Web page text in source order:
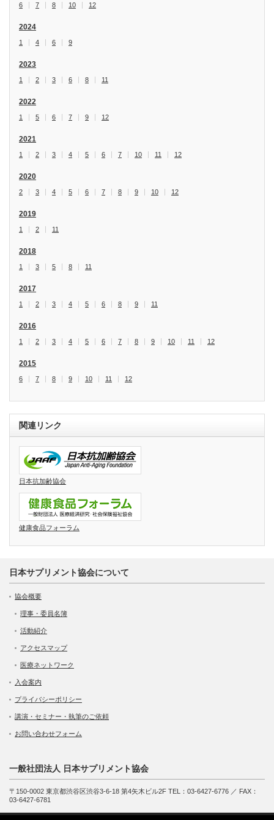
6 7 8 10 12
2024
1 4 6 9
2023
1 2 3 6 8 11
2022
1 5 6 7 9 12
2021
1 2 3 4 5 6 7 10 11 12
2020
2 3 4 5 6 7 8 9 10 12
2019
1 2 11
2018
1 3 5 8 11
2017
1 2 3 4 5 6 8 9 11
2016
1 2 3 4 5 6 7 8 9 10 11 12
2015
6 7 8 9 10 11 12
関連リンク
日本抗加齢協会
健康食品フォーラム
日本サプリメント協会について
協会概要
理事・委員名簿
活動紹介
アクセスマップ
医療ネットワーク
入会案内
プライバシーポリシー
講演・セミナー・執筆のご依頼
お問い合わせフォーム
一般社団法人 日本サプリメント協会
〒150-0002 東京都渋谷区渋谷3-6-18 第4矢木ビル2F TEL：03-6427-6776 ／ FAX：
03-6427-6781